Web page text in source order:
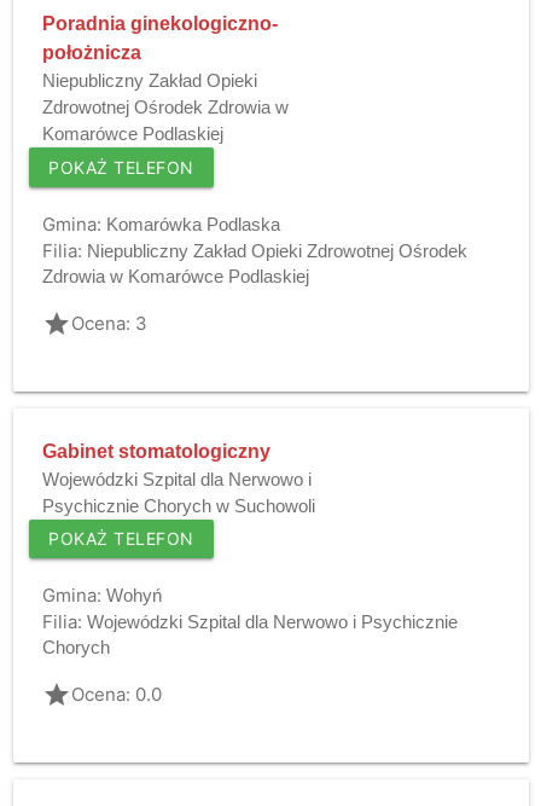
Poradnia ginekologiczno-
położnicza
Niepubliczny Zakład Opieki
Zdrowotnej Ośrodek Zdrowia w
Komarówce Podlaskiej
POKAŻ TELEFON
Gmina: Komarówka Podlaska
Filia: Niepubliczny Zakład Opieki Zdrowotnej Ośrodek
Zdrowia w Komarówce Podlaskiej
gradeOcena: 3
Gabinet stomatologiczny
Wojewódzki Szpital dla Nerwowo i
Psychicznie Chorych w Suchowoli
POKAŻ TELEFON
Gmina: Wohyń
Filia: Wojewódzki Szpital dla Nerwowo i Psychicznie
Chorych
gradeOcena: 0.0